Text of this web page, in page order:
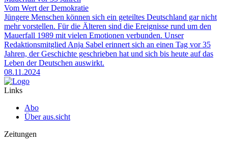
Vom Wert der Demokratie
Jüngere Menschen können sich ein geteiltes Deutschland gar nicht
mehr vorstellen. Für die Älteren sind die Ereignisse rund um den
Mauerfall 1989 mit vielen Emotionen verbunden. Unser
Redaktionsmitglied Anja Sabel erinnert sich an einen Tag vor 35
Jahren, der Geschichte geschrieben hat und sich bis heute auf das
Leben der Deutschen auswirkt.
08.11.2024
Links
Abo
Über aus.sicht
Zeitungen